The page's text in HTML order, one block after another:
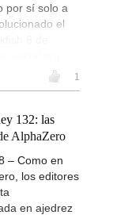
por sí solo a
el
1
132: las
AlphaZero
– Como en
los editores
en ajedrez